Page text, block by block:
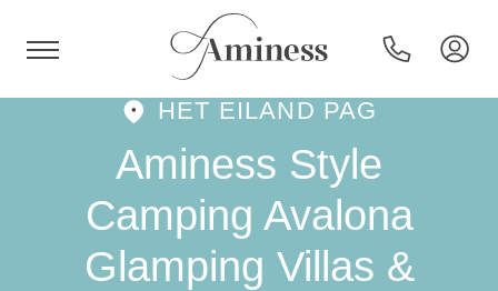
HR
Hotels en resorts
HET EILAND PAG
Aminess Style
Camping Avalona
Glamping Villas &